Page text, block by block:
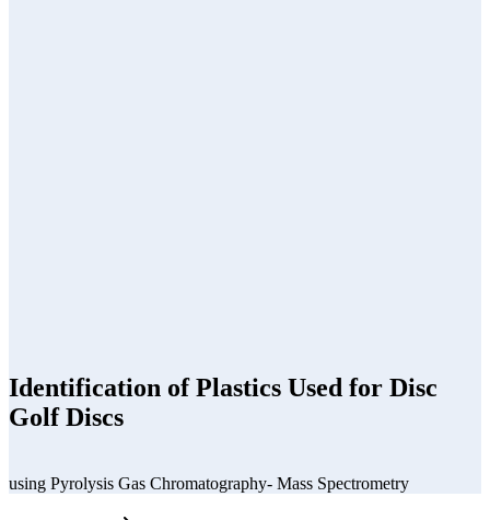
Identification of Plastics Used for Disc
Golf Discs
using Pyrolysis Gas Chromatography- Mass Spectrometry